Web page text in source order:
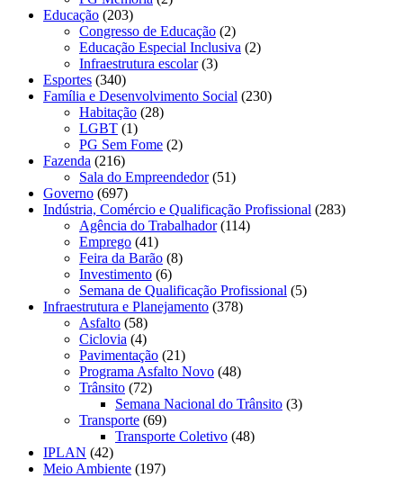
Educação (203)
Congresso de Educação (2)
Educação Especial Inclusiva (2)
Infraestrutura escolar(3)
Esportes (340)
Família e Desenvolvimento Social (230)
Habitação (28)
LGBT (1)
PG Sem Fome (2)
Fazenda (216)
Sala do Empreendedor(51)
Governo (697)
Indústria, Comércio e Qualificação Profissional (283)
Agência do Trabalhador(114)
Emprego (41)
Feira da Barão (8)
Investimento (6)
Semana de Qualificação Profissional (5)
Infraestrutura e Planejamento (378)
Asfalto (58)
Ciclovia (4)
Pavimentação (21)
Programa Asfalto Novo (48)
Trânsito (72)
Semana Nacional do Trânsito (3)
Transporte (69)
Transporte Coletivo (48)
IPLAN (42)
Meio Ambiente (197)